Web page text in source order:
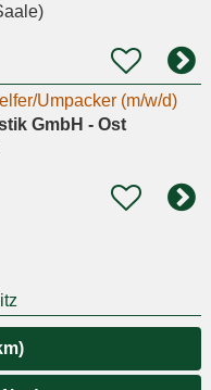
Umpacker (m/w/d)
GmbH - Ost